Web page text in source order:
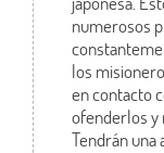
numerosos
los
en contacto
ofenderlos y
Tendrán una